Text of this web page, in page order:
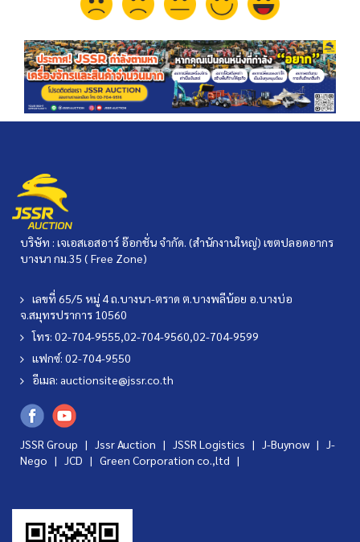
บริษัท : เจเอสเอสอาร์ อ๊อกชั่น จำกัด. (สำนักงานใหญ่) เขตปลอดอากร
บางนา กม.35 ( Free Zone)
เลขที่ 65/5 หมู่ 4 ถ.บางนา-ตราด ต.บางพลีน้อย อ.บางบ่อ
จ.สมุทรปราการ 10560
โทร: 02-704-9555,02-704-9560,02-704-9599
แฟกซ์: 02-704-9550
อีเมล: auctionsite@jssr.co.th
JSSR Group | Jssr Auction | JSSR Logistics | J-Buynow | J-
Nego | JCD | Green Corporation co.,ltd |